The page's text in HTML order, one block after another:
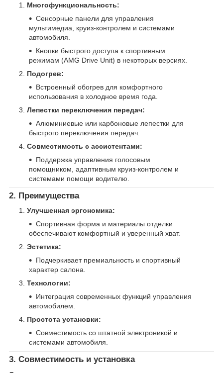
Многофункциональность:
Сенсорные панели для управления
мультимедиа, круиз-контролем и системами
автомобиля.
Кнопки быстрого доступа к спортивным
режимам (AMG Drive Unit) в некоторых версиях.
Подогрев:
Встроенный обогрев для комфортного
использования в холодное время года.
Лепестки переключения передач:
Алюминиевые или карбоновые лепестки для
быстрого переключения передач.
Совместимость с ассистентами:
Поддержка управления голосовым
помощником, адаптивным круиз-контролем и
системами помощи водителю.
2. Преимущества
Улучшенная эргономика:
Спортивная форма и материалы отделки
обеспечивают комфортный и уверенный хват.
Эстетика:
Подчеркивает премиальность и спортивный
характер салона.
Технологии:
Интеграция современных функций управления
автомобилем.
Простота установки:
Совместимость со штатной электроникой и
системами автомобиля.
3. Совместимость и установка